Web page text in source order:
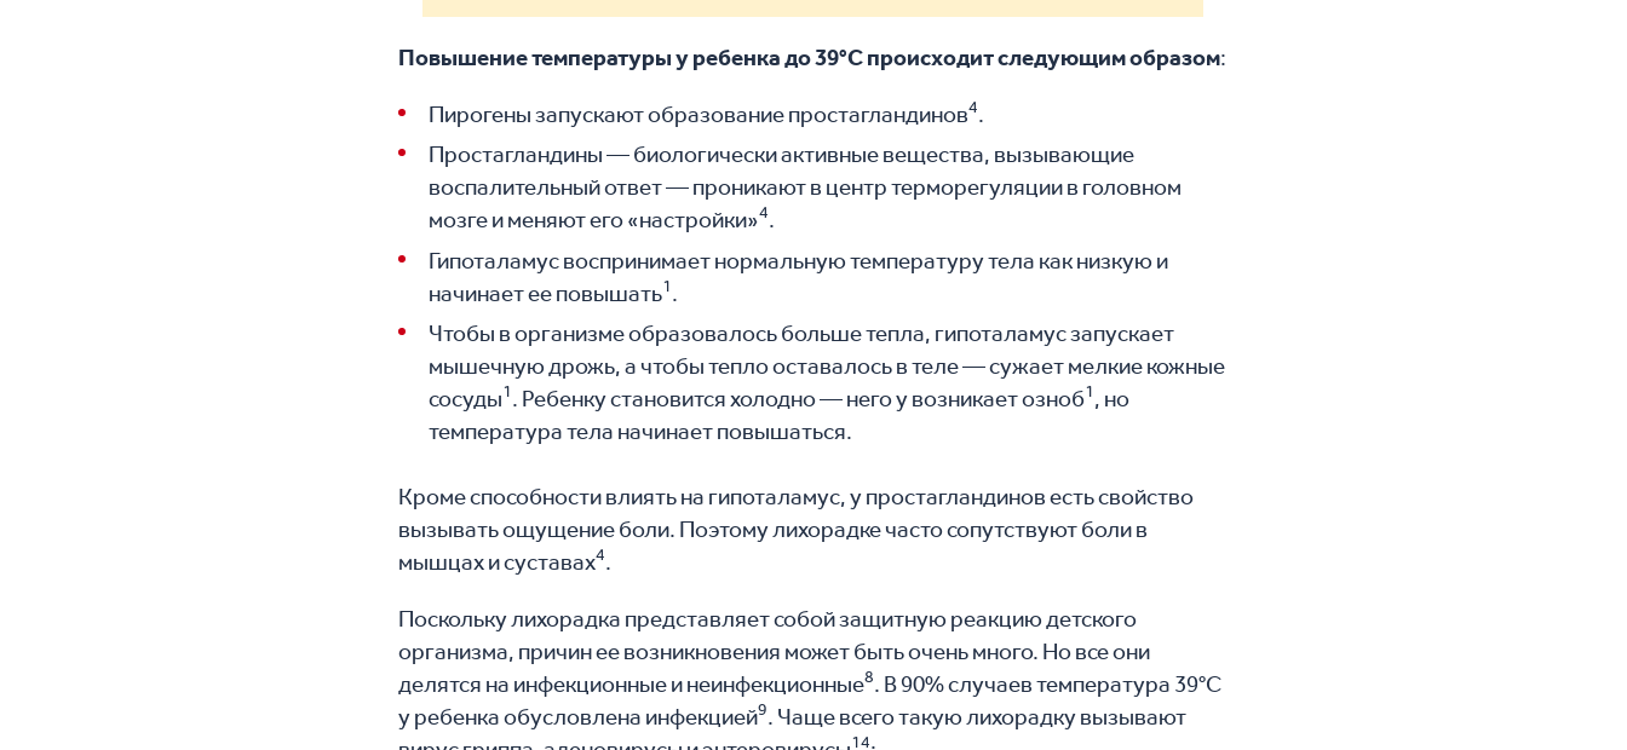
Повышение температуры у ребенка до 39°C происходит следующим образом:
Пирогены запускают образование простагландинов4.
Простагландины — биологически активные вещества, вызывающие
воспалительный ответ — проникают в центр терморегуляции в головном
мозге и меняют его «настройки»4.
Гипоталамус воспринимает нормальную температуру тела как низкую и
начинает ее повышать1.
Чтобы в организме образовалось больше тепла, гипоталамус запускает
мышечную дрожь, а чтобы тепло оставалось в теле — сужает мелкие кожные
сосуды1. Ребенку становится холодно — него у возникает озноб1, но
температура тела начинает повышаться.
Кроме способности влиять на гипоталамус, у простагландинов есть свойство
вызывать ощущение боли. Поэтому лихорадке часто сопутствуют боли в
мышцах и суставах4.
Поскольку лихорадка представляет собой защитную реакцию детского
организма, причин ее возникновения может быть очень много. Но все они
делятся на инфекционные и неинфекционные8. В 90% случаев температура 39°С
у ребенка обусловлена инфекцией9. Чаще всего такую лихорадку вызывают
14